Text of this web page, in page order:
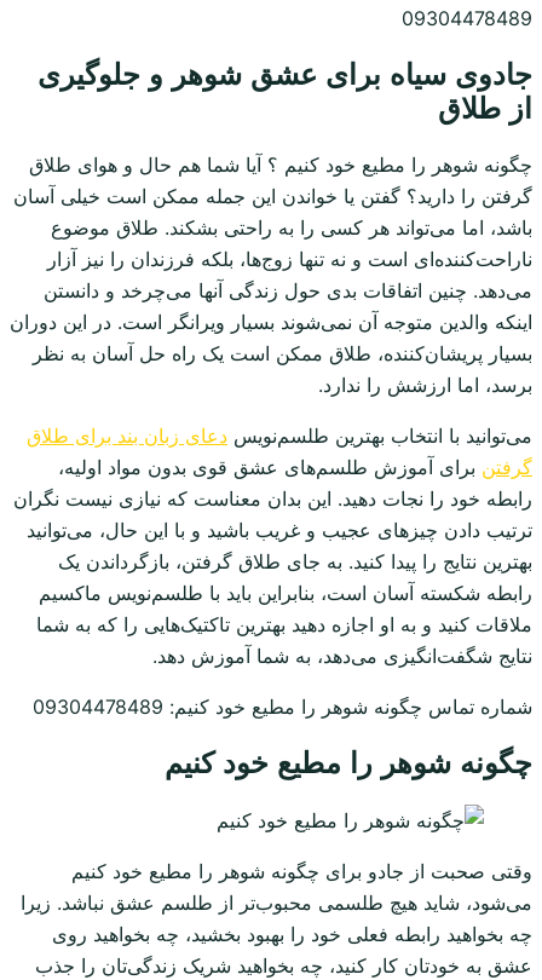
09304478489
جادوی سیاه برای عشق شوهر و جلوگیری
از طلاق
چگونه شوهر را مطیع خود کنیم ؟ آیا شما هم حال و هوای طلاق
گرفتن را دارید؟ گفتن یا خواندن این جمله ممکن است خیلی آسان
باشد، اما می‌تواند هر کسی را به راحتی بشکند. طلاق موضوع
ناراحت‌کننده‌ای است و نه تنها زوج‌ها، بلکه فرزندان را نیز آزار
می‌دهد. چنین اتفاقات بدی حول زندگی آنها می‌چرخد و دانستن
اینکه والدین متوجه آن نمی‌شوند بسیار ویرانگر است. در این دوران
بسیار پریشان‌کننده، طلاق ممکن است یک راه حل آسان به نظر
برسد، اما ارزشش را ندارد.
می‌توانید با انتخاب بهترین طلسم‌نویس دعای زبان بند برای طلاق
گرفتن برای آموزش طلسم‌های عشق قوی بدون مواد اولیه،
رابطه خود را نجات دهید. این بدان معناست که نیازی نیست نگران
ترتیب دادن چیزهای عجیب و غریب باشید و با این حال، می‌توانید
بهترین نتایج را پیدا کنید. به جای طلاق گرفتن، بازگرداندن یک
رابطه شکسته آسان است، بنابراین باید با طلسم‌نویس ماکسیم
ملاقات کنید و به او اجازه دهید بهترین تاکتیک‌هایی را که به شما
نتایج شگفت‌انگیزی می‌دهد، به شما آموزش دهد.
شماره تماس چگونه شوهر را مطیع خود کنیم: 09304478489
چگونه شوهر را مطیع خود کنیم
وقتی صحبت از جادو برای چگونه شوهر را مطیع خود کنیم
می‌شود، شاید هیچ طلسمی محبوب‌تر از طلسم عشق نباشد. زیرا
چه بخواهید رابطه فعلی خود را بهبود بخشید، چه بخواهید روی
عشق به خودتان کار کنید، چه بخواهید شریک زندگی‌تان را جذب